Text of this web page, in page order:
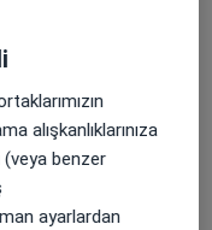
alışkanlıklarınıza
benzer
ayarlardan